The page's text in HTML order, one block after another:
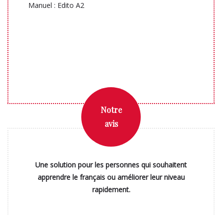
Manuel : Edito A2
Notre
avis
Une solution pour les personnes qui souhaitent
apprendre le français ou améliorer leur niveau
rapidement.